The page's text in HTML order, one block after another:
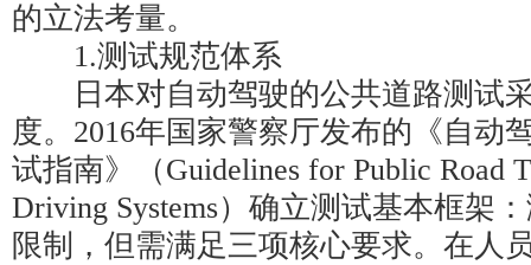
的立法考量。
1.测试规范体系
日本对自动驾驶的公共道路测试
度。2016年国家警察厅发布的《自动
试指南》（Guidelines for Public Road
Driving Systems）确立测试基本框架
限制，但需满足三项核心要求。在人